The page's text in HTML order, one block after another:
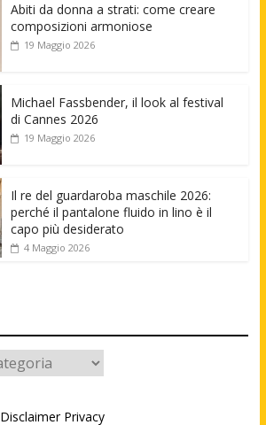
Abiti da donna a strati: come creare
composizioni armoniose
19 Maggio 2026
Michael Fassbender, il look al festival
di Cannes 2026
19 Maggio 2026
Il re del guardaroba maschile 2026:
perché il pantalone fluido in lino è il
capo più desiderato
4 Maggio 2026
Disclaimer Privacy